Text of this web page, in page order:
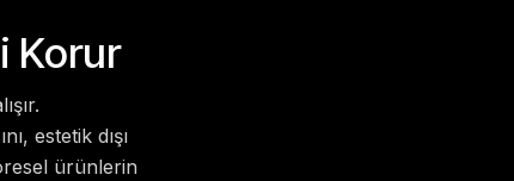
Korur
estetik dışı
ürünlerin